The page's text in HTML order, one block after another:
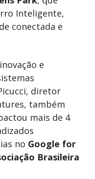
Inteligente,
conectada e
e
diretor
também
mais de 4
no Google for
Brasileira